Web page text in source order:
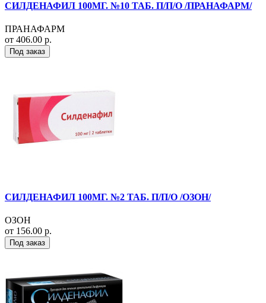
СИЛДЕНАФИЛ 100МГ. №10 ТАБ. П/П/О /ПРАНАФАРМ/
ПРАНАФАРМ
от 406.00 р.
Под заказ
СИЛДЕНАФИЛ 100МГ. №2 ТАБ. П/П/О /ОЗОН/
ОЗОН
от 156.00 р.
Под заказ